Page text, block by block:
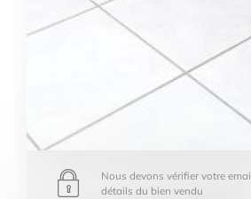
Nous devons vérifier votre
détails du bien vendu